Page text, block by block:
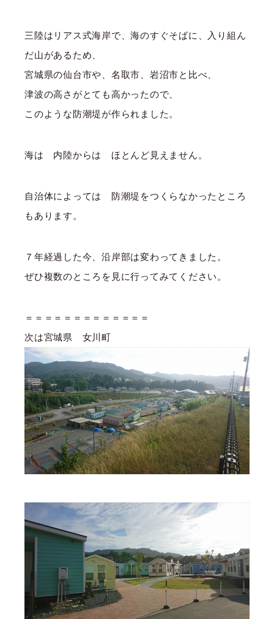
三陸はリアス式海岸で、海のすぐそばに、入り組ん
だ山があるため、
宮城県の仙台市や、名取市、岩沼市と比べ、
津波の高さがとても高かったので、
このような防潮堤が作られました。
海は 内陸からは ほとんど見えません。
自治体によっては 防潮堤をつくらなかったところ
もあります。
７年経過した今、沿岸部は変わってきました。
ぜひ複数のところを見に行ってみてください。
＝＝＝＝＝＝＝＝＝＝＝＝＝
次は宮城県 女川町